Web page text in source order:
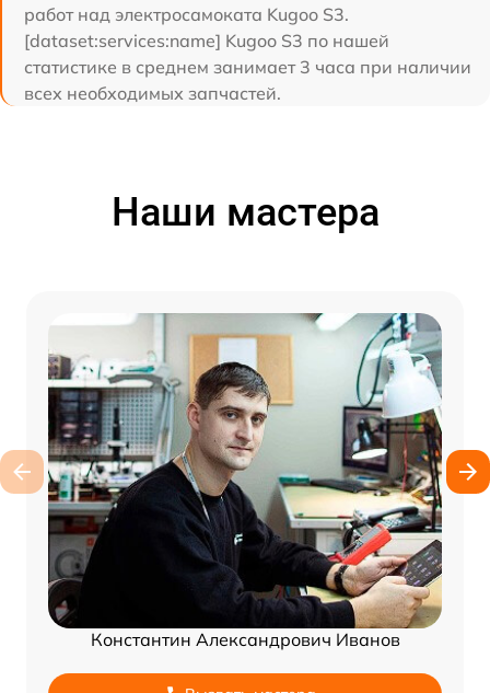
работ над электросамоката Kugoo S3.
[dataset:services:name] Kugoo S3 по нашей
статистике в среднем занимает 3 часа при наличии
всех необходимых запчастей.
Наши мастера
Константин Александрович Иванов